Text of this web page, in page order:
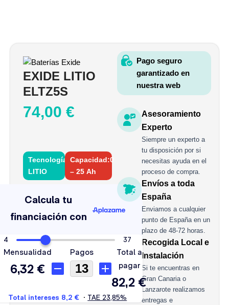
EXIDE LITIO
ELTZ5S
74,00 €
Tecnología:
LITIO
Capacidad:0
– 25 Ah
LITIO
ELTZ5S
cantidad
Asesoramiento
Experto
Siempre un experto a
tu disposición por si
necesitas ayuda en el
proceso de compra.
Envíos a toda
España
Enviamos a cualquier
punto de España en un
plazo de 48-72 horas.
Recogida Local e
Instalación
Si te encuentras en
Gran Canaria o
Lanzarote realizamos
entregas e
Pago seguro
garantizado en
nuestra web